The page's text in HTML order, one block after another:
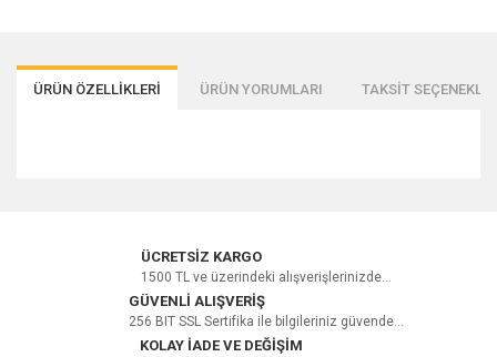
ÜRÜN ÖZELLİKLERİ ÜRÜN YORUMLARI TAKSİT
Bu ürüne ilk yorumu siz yapın!
Yorum Yaz
ÜCRETSİZ KARGO
1500 TL ve üzerindeki alışverişlerinizde...
GÜVENLİ ALIŞVERİŞ
256 BIT SSL Sertifika ile bilgileriniz güvende...
KOLAY İADE VE DEĞİŞİM